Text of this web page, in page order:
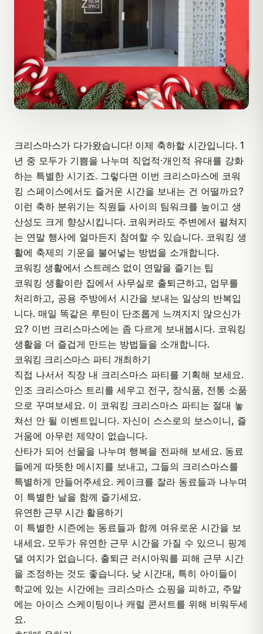
크리스마스가 다가왔습니다! 이제 축하할 시간입니다. 1
년 중 모두가 기쁨을 나누며 직업적·개인적 유대를 강화
하는 특별한 시기죠. 그렇다면 이번 크리스마스에 코워
킹 스페이스에서도 즐거운 시간을 보내는 건 어떨까요?
이런 축하 분위기는 직원들 사이의 팀워크를 높이고 생
산성도 크게 향상시킵니다. 코워커라도 주변에서 펼쳐지
는 연말 행사에 얼마든지 참여할 수 있습니다. 코워킹 생
활에 축제의 기운을 불어넣는 방법을 소개합니다.
코워킹 생활에서 스트레스 없이 연말을 즐기는 팁
코워킹 생활이란 집에서 사무실로 출퇴근하고, 업무를
처리하고, 공용 주방에서 시간을 보내는 일상의 반복입
니다. 매일 똑같은 루틴이 단조롭게 느껴지지 않으신가
요? 이번 크리스마스에는 좀 다르게 보내봅시다. 코워킹
생활을 더 즐겁게 만드는 방법들을 소개합니다.
코워킹 크리스마스 파티 개최하기
직접 나서서 직장 내 크리스마스 파티를 기획해 보세요.
인조 크리스마스 트리를 세우고 전구, 장식품, 전통 소품
으로 꾸며보세요. 이 코워킹 크리스마스 파티는 절대 놓
쳐선 안 될 이벤트입니다. 자신이 스스로의 보스이니, 즐
거움에 아무런 제약이 없습니다.
산타가 되어 선물을 나누며 행복을 전파해 보세요. 동료
들에게 따뜻한 메시지를 보내고, 그들의 크리스마스를
특별하게 만들어주세요. 케이크를 잘라 동료들과 나누며
이 특별한 날을 함께 즐기세요.
유연한 근무 시간 활용하기
이 특별한 시즌에는 동료들과 함께 여유로운 시간을 보
내세요. 모두가 유연한 근무 시간을 가질 수 있으니 핑계
댈 여지가 없습니다. 출퇴근 러시아워를 피해 근무 시간
을 조정하는 것도 좋습니다. 낮 시간대, 특히 아이들이
학교에 있는 시간에는 크리스마스 쇼핑을 피하고, 주말
에는 아이스 스케이팅이나 캐럴 콘서트를 위해 비워두세
요.